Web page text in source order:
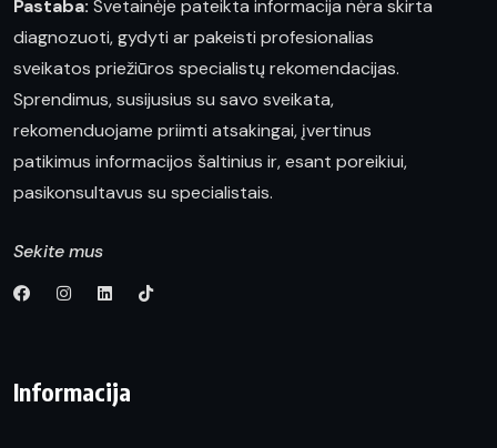
Pastaba: Svetainėje pateikta informacija nėra skirta
diagnozuoti, gydyti ar pakeisti profesionalias
sveikatos priežiūros specialistų rekomendacijas.
Sprendimus, susijusius su savo sveikata,
rekomenduojame priimti atsakingai, įvertinus
patikimus informacijos šaltinius ir, esant poreikiui,
pasikonsultavus su specialistais.
Sekite mus
Informacija